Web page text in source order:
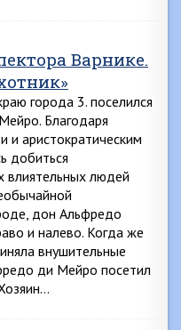
Варнике.
города 3. поселился
Благодаря
и аристократическим
добиться
влиятельных людей
дон Альфредо
и налево. Когда же
внушительные
ди Мейро посетил